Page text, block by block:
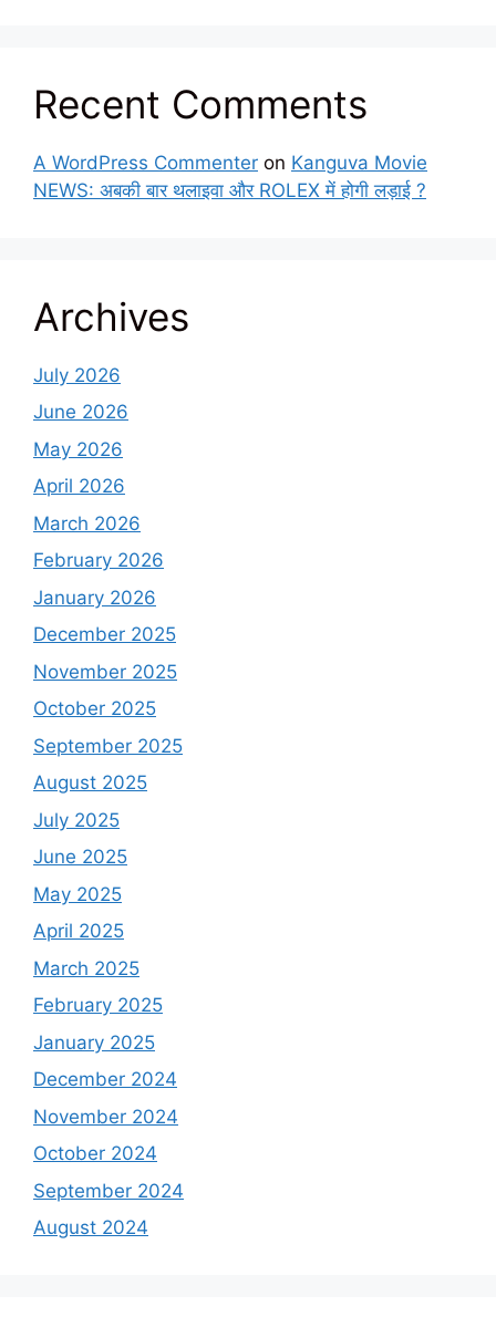
Recent Comments
A WordPress Commenter on Kanguva Movie
NEWS: अबकी बार थलाइवा और ROLEX में होगी लड़ाई ?
Archives
July 2026
June 2026
May 2026
April 2026
March 2026
February 2026
January 2026
December 2025
November 2025
October 2025
September 2025
August 2025
July 2025
June 2025
May 2025
April 2025
March 2025
February 2025
January 2025
December 2024
November 2024
October 2024
September 2024
August 2024